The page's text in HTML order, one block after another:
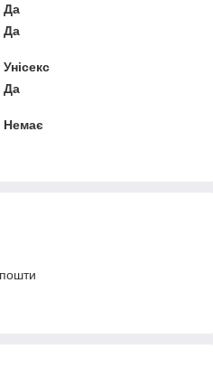
Да
Да
Унісекс
Да
Немає